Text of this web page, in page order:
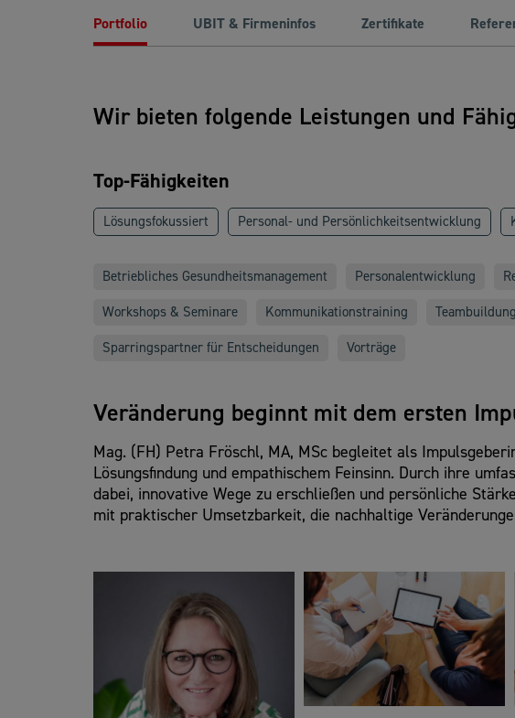
Portfolio UBIT & Firmeninfos Zertifikate
Wir bieten folgende Leistungen und
Top-Fähigkeiten
Lösungsfokussiert Personal- und Persönlichkeitsentwicklung
Betriebliches Gesundheitsmanagement Personalentwicklung
Workshops & Seminare
Kommunikationstraining
Sparringspartner für Entscheidungen
Vorträge
Veränderung beginnt mit dem ersten
Mag. (FH) Petra Fröschl, MA, MSc begleitet als
Lösungsfindung und empathischem Feinsinn. Durch ihre
dabei, innovative Wege zu erschließen und persönliche
mit praktischer Umsetzbarkeit, die nachhaltige